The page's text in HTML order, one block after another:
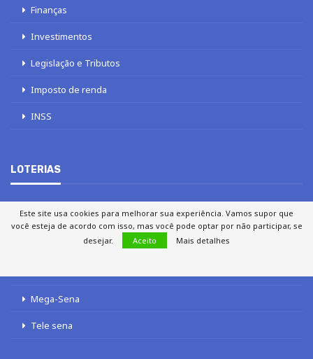
Finanças
Investimentos
Legislação e Tributos
Imposto de renda
INSS
LOTERIAS
Loterias
Mega-Sena
Tele sena
Este site usa cookies para melhorar sua experiência. Vamos supor que
você esteja de acordo com isso, mas você pode optar por não participar, se
desejar.
Aceito Mais detalhes